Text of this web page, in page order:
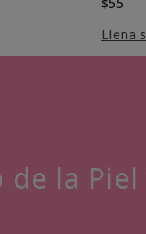
Llena
la Piel